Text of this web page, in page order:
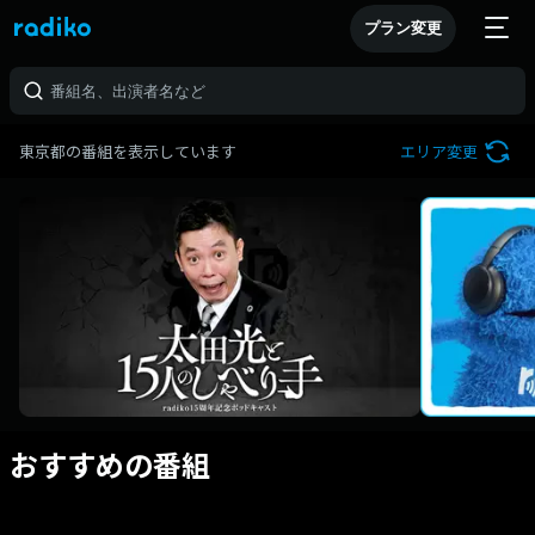
プラン変更
東京都の番組を表示しています エリア変更
おすすめの番組